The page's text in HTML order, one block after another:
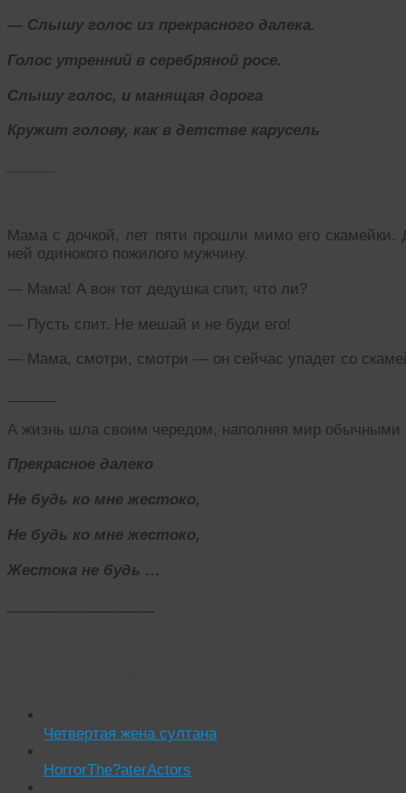
— Слышу голос из прекрасного далека.
Голос утренний в серебряной росе.
Слышу голос, и манящая дорога
Кружит голову, как в детстве карусель
Мама с дочкой, лет пяти прошли мимо его скамейки.
ней одинокого пожилого мужчину.
— Мама! А вон тот дедушка спит, что ли?
— Пусть спит. Не мешай и не буди его!
— Мама, смотри, смотри — он сейчас упадет со
А жизнь шла своим чередом, наполняя мир
Прекрасное далеко
Не будь ко мне жестоко,
Не будь ко мне жестоко,
Жестока не будь …
Четвертая жена султана
HorrorThe?aterActors